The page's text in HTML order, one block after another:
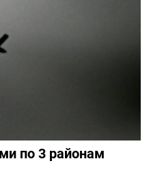
по 3 районам